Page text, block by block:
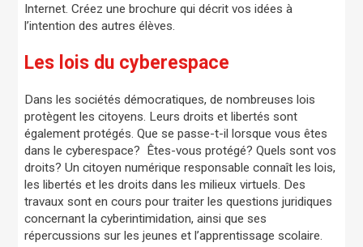
Internet. Créez une brochure qui décrit vos idées à
l’intention des autres élèves.
Les lois du cyberespace
Dans les sociétés démocratiques, de nombreuses lois
protègent les citoyens. Leurs droits et libertés sont
également protégés. Que se passe-t-il lorsque vous êtes
dans le cyberespace? Êtes-vous protégé? Quels sont vos
droits? Un citoyen numérique responsable connaît les lois,
les libertés et les droits dans les milieux virtuels. Des
travaux sont en cours pour traiter les questions juridiques
concernant la cyberintimidation, ainsi que ses
répercussions sur les jeunes et l’apprentissage scolaire.